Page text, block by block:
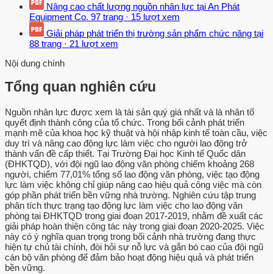
Nâng cao chất lượng nguồn nhân lực tại An Phát
Equipment Co. 97 trang · 15 lượt xem
Giải pháp phát triển thị trường sản phẩm chức năng tại
88 trang · 21 lượt xem
Nội dung chính
Tổng quan nghiên cứu
Nguồn nhân lực được xem là tài sản quý giá nhất và là nhân tố
quyết định thành công của tổ chức. Trong bối cảnh phát triển
mạnh mẽ của khoa học kỹ thuật và hội nhập kinh tế toàn cầu, việc
duy trì và nâng cao động lực làm việc cho người lao động trở
thành vấn đề cấp thiết. Tại Trường Đại học Kinh tế Quốc dân
(ĐHKTQD), với đội ngũ lao động văn phòng chiếm khoảng 268
người, chiếm 77,01% tổng số lao động văn phòng, việc tạo động
lực làm việc không chỉ giúp nâng cao hiệu quả công việc mà còn
góp phần phát triển bền vững nhà trường. Nghiên cứu tập trung
phân tích thực trạng tạo động lực làm việc cho lao động văn
phòng tại ĐHKTQD trong giai đoạn 2017-2019, nhằm đề xuất các
giải pháp hoàn thiện công tác này trong giai đoạn 2020-2025. Việc
này có ý nghĩa quan trọng trong bối cảnh nhà trường đang thực
hiện tự chủ tài chính, đòi hỏi sự nỗ lực và gắn bó cao của đội ngũ
cán bộ văn phòng để đảm bảo hoạt động hiệu quả và phát triển
bền vững.